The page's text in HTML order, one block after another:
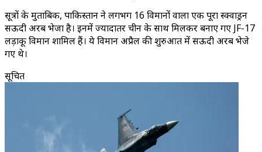
सूत्रों के मुताबिक, पाकिस्तान ने लगभग 16 विमानों वाला एक पूरा स्क्वाड्रन
सऊदी अरब भेजा है। इनमें ज्यादातर चीन के साथ मिलकर बनाए गए JF-17
लड़ाकू विमान शामिल हैं। ये विमान अप्रैल की शुरुआत में सऊदी अरब भेजे
गए थे।
सूचित